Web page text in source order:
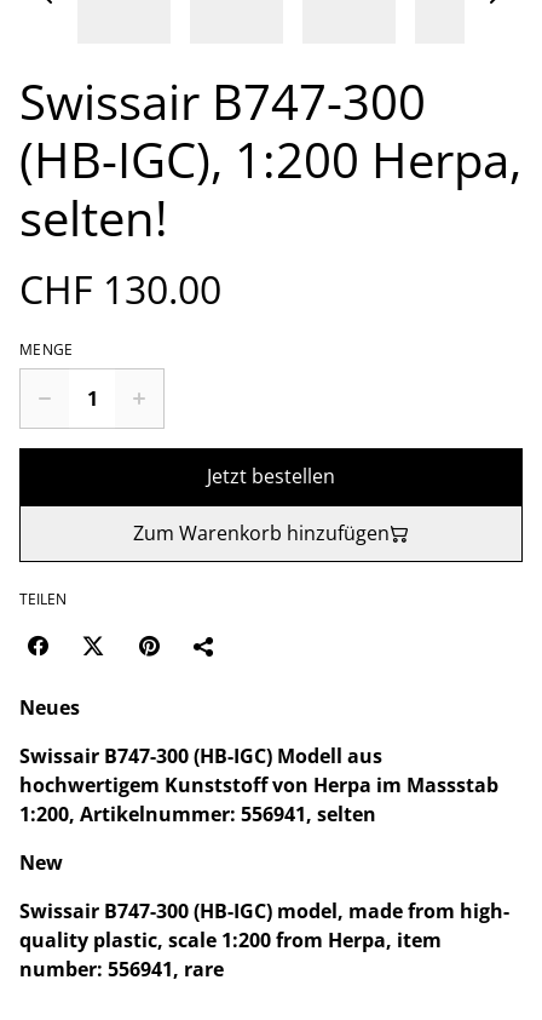
Swissair B747-300
(HB-IGC), 1:200 Herpa,
selten!
CHF 130.00
MENGE
Jetzt bestellen
Zum Warenkorb hinzufügen
TEILEN
Neues
Swissair B747-300 (HB-IGC) Modell aus
hochwertigem Kunststoff von Herpa im Massstab
1:200, Artikelnummer: 556941, selten
New
Swissair B747-300 (HB-IGC) model, made from high-
quality plastic, scale 1:200 from Herpa, item
number: 556941, rare